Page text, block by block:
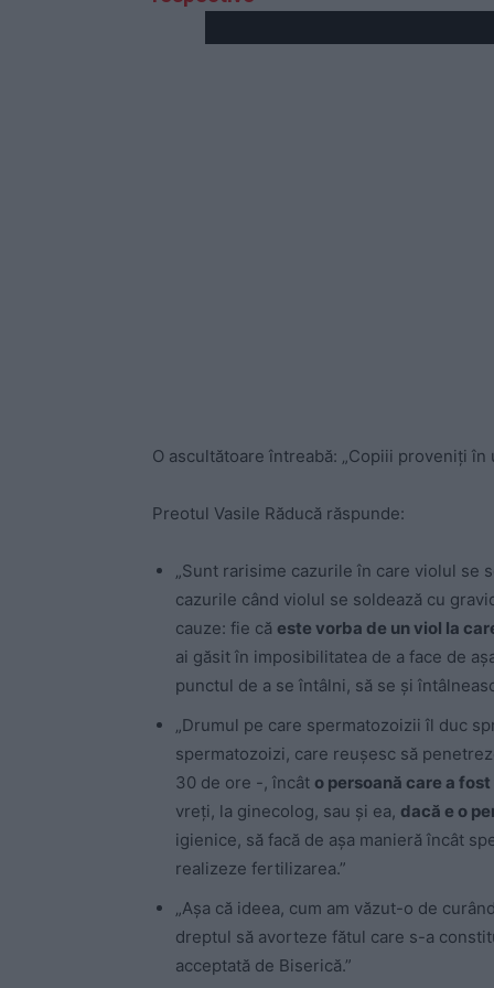
O ascultătoare întreabă: „Copiii proveniți
Preotul Vasile Răducă răspunde:
„Sunt rarisime cazurile în care violul se
cazurile când violul se soldează cu
cauze: fie că este vorba de un viol la
ai găsit în imposibilitatea de a face de
punctul de a se întâlni, să se și
„Drumul pe care spermatozoizii îl duc
spermatozoizi, care reușesc să
30 de ore -, încât o persoană care a
vreți, la ginecolog, sau și ea, dacă e o
igienice, să facă de așa manieră încât
realizeze fertilizarea.”
„Așa că ideea, cum am văzut-o de
dreptul să avorteze fătul care s-a
acceptată de Biserică.”